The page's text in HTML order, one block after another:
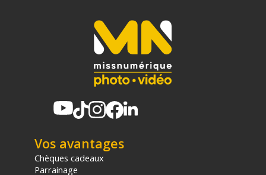
(1) Nombre de points Fidélité estimés, hors remises au panier, basé
sur le prix TTC en €, les points seront effectivement calculés dans le
Vos avantages
Chèques cadeaux
Parrainage